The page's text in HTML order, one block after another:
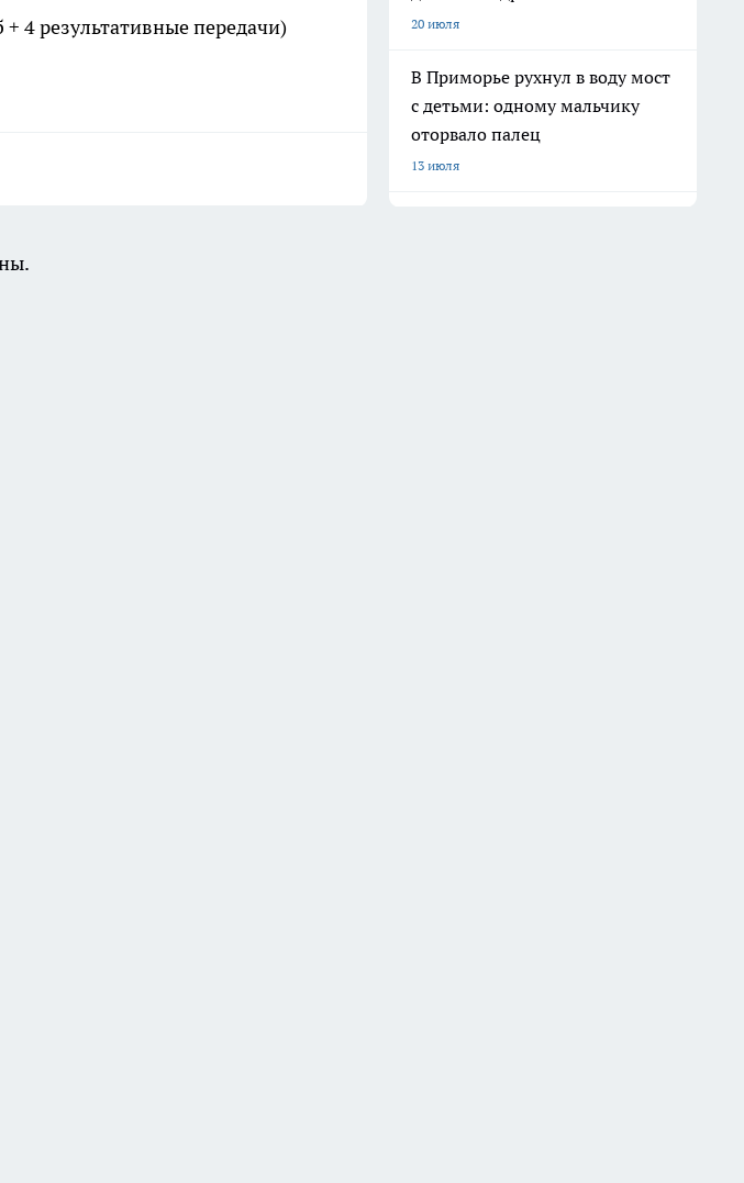
4 результативные передачи)
20 июля
В Приморье рухнул в воду мост
с детьми: одному мальчику
оторвало палец
13 июля